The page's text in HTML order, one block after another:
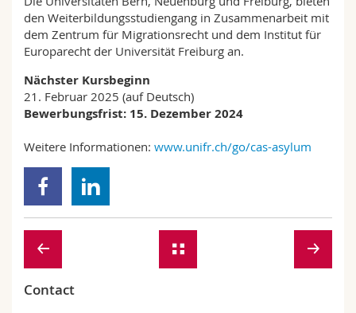
den Weiterbildungsstudiengang in Zusammenarbeit mit
dem Zentrum für Migrationsrecht und dem Institut für
Europarecht der Universität Freiburg an.
Nächster Kursbeginn
21. Februar 2025 (auf Deutsch)
Bewerbungsfrist: 15. Dezember 2024
Weitere Informationen: www.unifr.ch/go/cas-asylum
Contact